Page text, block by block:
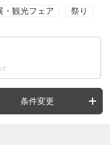
・観光フェア 祭り
ど
条件変更